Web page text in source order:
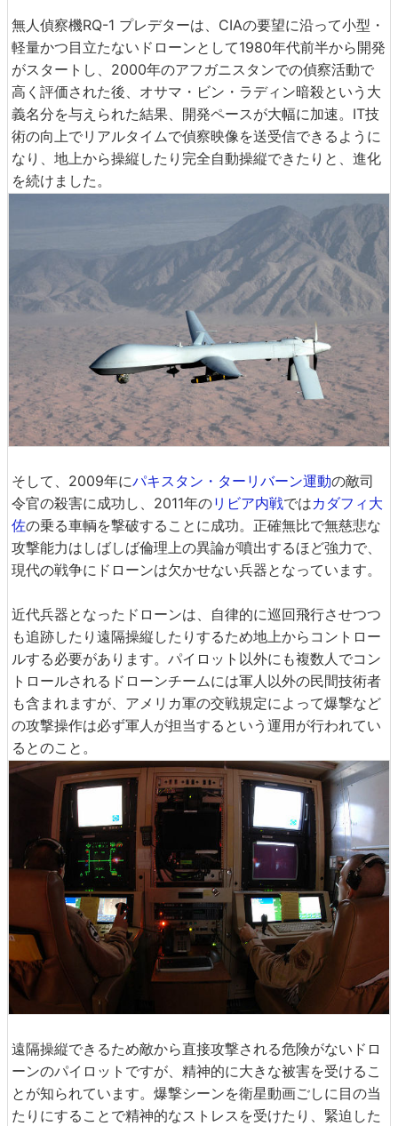
無人偵察機RQ-1 プレデターは、CIAの要望に沿って小型・
軽量かつ目立たないドローンとして1980年代前半から開発
がスタートし、2000年のアフガニスタンでの偵察活動で
高く評価された後、オサマ・ビン・ラディン暗殺という大
義名分を与えられた結果、開発ペースが大幅に加速。IT技
術の向上でリアルタイムで偵察映像を送受信できるように
なり、地上から操縦したり完全自動操縦できたりと、進化
を続けました。
そして、2009年にパキスタン・ターリバーン運動の敵司
令官の殺害に成功し、2011年のリビア内戦ではカダフィ大
佐の乗る車輌を撃破することに成功。正確無比で無慈悲な
攻撃能力はしばしば倫理上の異論が噴出するほど強力で、
現代の戦争にドローンは欠かせない兵器となっています。
近代兵器となったドローンは、自律的に巡回飛行させつつ
も追跡したり遠隔操縦したりするため地上からコントロー
ルする必要があります。パイロット以外にも複数人でコン
トロールされるドローンチームには軍人以外の民間技術者
も含まれますが、アメリカ軍の交戦規定によって爆撃など
の攻撃操作は必ず軍人が担当するという運用が行われてい
るとのこと。
遠隔操縦できるため敵から直接攻撃される危険がないドロ
ーンのパイロットですが、精神的に大きな被害を受けるこ
とが知られています。爆撃シーンを衛星動画ごしに目の当
たりにすることで精神的なストレスを受けたり、緊迫した